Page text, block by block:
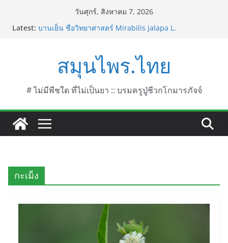
วันศุกร์, สิงหาคม 7, 2026
Latest: บานเย็น ชื่อวิทยาศาสตร์ Mirabilis jalapa L.
บานไม่รู้โรยไฟเออร์เวิร์ค ชื่อวิทยาศาสตร์ Gomphrena
pulchella L. (Firework)
บานไม่รู้โรยป่า ชื่อวิทยาศาสตร์ Gomphrena
celosioides Mart.
สมุนไพร.ไทย
# ไม่มีพืชใด ที่ไม่เป็นยา :: บรมครูปู่ชีวกโกมารภัจจ์
กะเม็ง